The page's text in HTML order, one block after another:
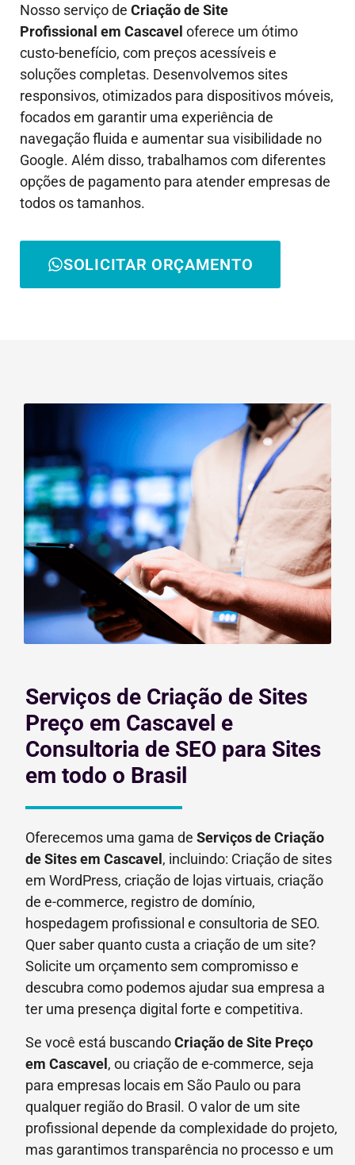
Nosso serviço de Criação de Site
Profissional em Cascavel oferece um ótimo
custo-benefício, com preços acessíveis e
soluções completas. Desenvolvemos sites
responsivos, otimizados para dispositivos móveis,
focados em garantir uma experiência de
navegação fluida e aumentar sua visibilidade no
Google. Além disso, trabalhamos com diferentes
opções de pagamento para atender empresas de
todos os tamanhos.
SOLICITAR ORÇAMENTO
Serviços de Criação de Sites
Preço em Cascavel e
Consultoria de SEO para Sites
em todo o Brasil
Oferecemos uma gama de Serviços de Criação
de Sites em Cascavel , incluindo: Criação de sites
em WordPress, criação de lojas virtuais, criação
de e-commerce, registro de domínio,
hospedagem profissional e consultoria de SEO.
Quer saber quanto custa a criação de um site?
Solicite um orçamento sem compromisso e
descubra como podemos ajudar sua empresa a
ter uma presença digital forte e competitiva.
Se você está buscandoCriação de Site Preço
em Cascavel, ou criação de e-commerce, seja
para empresas locais em São Paulo ou para
qualquer região do Brasil. O valor de um site
profissional depende da complexidade do projeto,
mas garantimos transparência no processo e um